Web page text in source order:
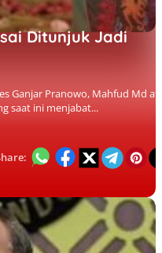
Ditunjuk Jadi
Ganjar Pranowo, Mahfud Md
saat ini menjabat...